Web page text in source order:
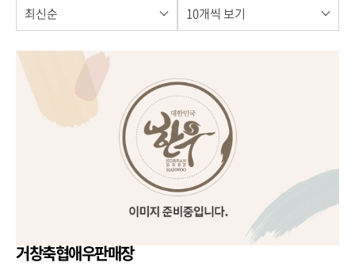
최신순 10개씩 보기
거창축협애우판매장